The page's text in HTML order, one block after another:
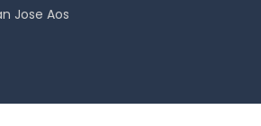
Jose Aos